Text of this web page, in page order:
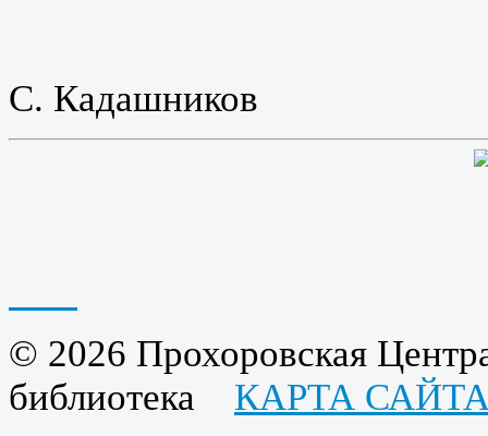
С. Кадашников
© 2026 Прохоровская
библиотека КАРТА